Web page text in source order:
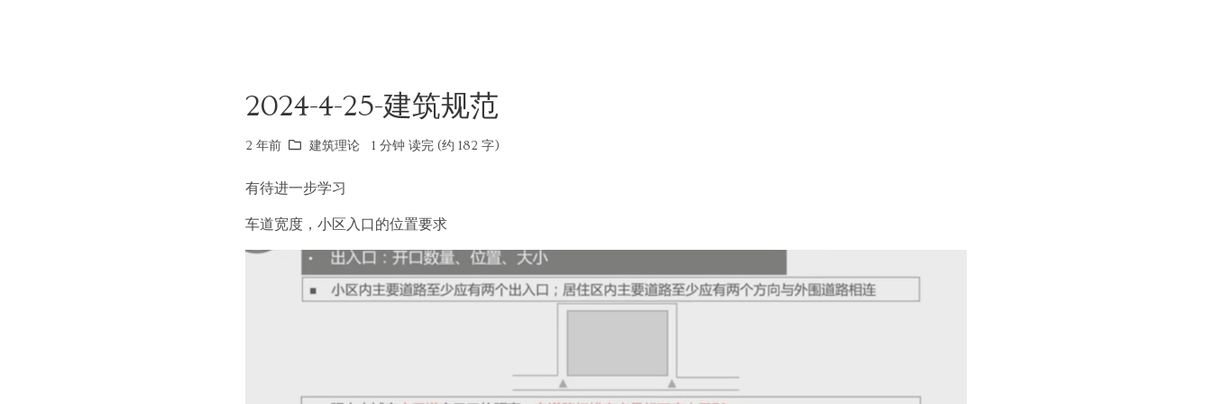
2024-4-25-建筑规范
2 年前 建筑理论 1 分钟 读完 (约 182 字)
有待进一步学习
车道宽度，小区入口的位置要求